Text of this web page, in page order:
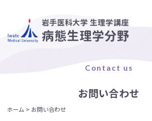
Contact us
お問い合わせ
ホーム > お問い合わせ